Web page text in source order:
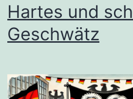
Hartes und
Geschwätz